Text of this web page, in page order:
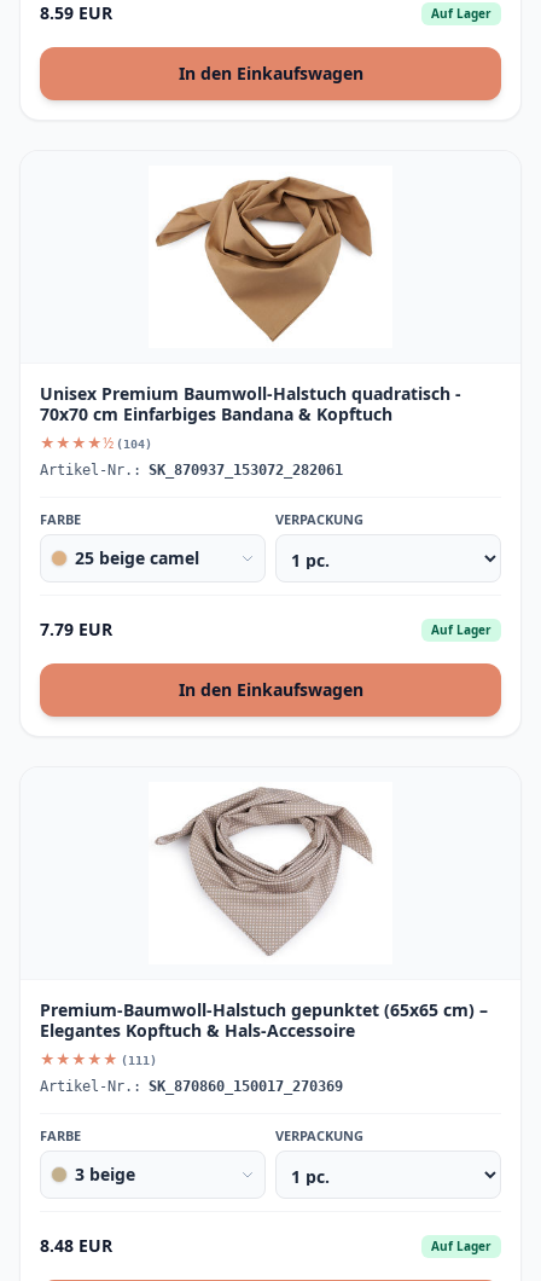
8.59 EUR Auf Lager
In den Einkaufswagen
Unisex Premium Baumwoll-Halstuch quadratisch -
70x70 cm Einfarbiges Bandana & Kopftuch
★★★★½ (104)
Artikel-Nr.: SK_870937_153072_282061
FARBE
25 beige camel
VERPACKUNG
7.79 EUR Auf Lager
In den Einkaufswagen
Premium-Baumwoll-Halstuch gepunktet (65x65 cm) –
Elegantes Kopftuch & Hals-Accessoire
★★★★★ (111)
Artikel-Nr.: SK_870860_150017_270369
FARBE
3 beige
VERPACKUNG
8.48 EUR Auf Lager